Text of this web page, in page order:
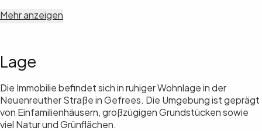
Mehr anzeigen
Lage
Die Immobilie befindet sich in ruhiger Wohnlage in der
Neuenreuther Straße in Gefrees. Die Umgebung ist geprägt
von Einfamilienhäusern, großzügigen Grundstücken sowie
viel Natur und Grünflächen.